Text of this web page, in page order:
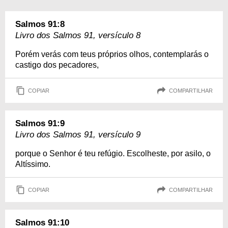
Salmos 91:8
Livro dos Salmos 91, versículo 8
Porém verás com teus próprios olhos, contemplarás o
castigo dos pecadores,
COPIAR COMPARTILHAR
Salmos 91:9
Livro dos Salmos 91, versículo 9
porque o Senhor é teu refúgio. Escolheste, por asilo, o
Altíssimo.
COPIAR COMPARTILHAR
Salmos 91:10